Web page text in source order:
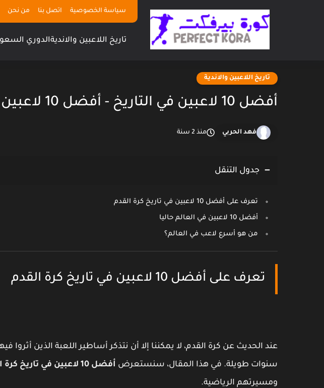
سياسة الخصوصية اتصل بنا من نحن
تاريخ اللاعبين والانديةالدوري
تاريخ اللاعبين والاندية
أفضل 10 لاعبين في التاريخ - أفضل 10 لاعبين في تاريخ كرة القدم
فهد الحربي منذ 2 سنة
جدول التنقل
تعرف على أفضل 10 لاعبين في تاريخ كرة القدم
أفضل 10 لاعبين في العالم حاليا
من هو أسرع لاعب في العالم؟
تعرف على أفضل 10 لاعبين في تاريخ كرة القدم
عند الحديث عن كرة القدم، لا يمكننا إلا أن نتذكر أساطير اللعبة الذين أثروا
سنوات طويلة. في هذا المقال، سنستعرض أفضل 10 لاعبين في تاريخ كرة القدم
ومسيرتهم الرياضية.